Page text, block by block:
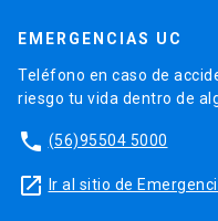
EMERGENCIAS UC
Teléfono en caso de
riesgo tu vida dentro de
phone (56)95504 5000
launch Ir al sitio de